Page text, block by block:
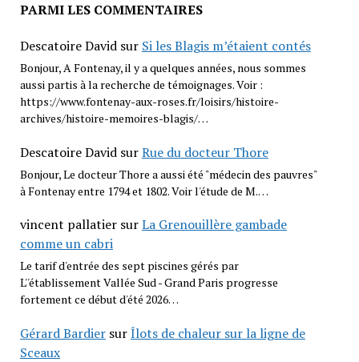
PARMI LES COMMENTAIRES
Descatoire Davidsur Si les Blagis m’étaient contés
Bonjour, A Fontenay, il y a quelques années, nous sommes
aussi partis à la recherche de témoignages. Voir :
https://www.fontenay-aux-roses.fr/loisirs/histoire-
archives/histoire-memoires-blagis/…
Descatoire DavidsurRue du docteur Thore
Bonjour, Le docteur Thore a aussi été "médecin des pauvres"
à Fontenay entre 1794 et 1802. Voir l'étude de M.…
vincent pallatiersurLa Grenouillère gambade
comme un cabri
Le tarif d'entrée des sept piscines gérés par
L''établissement Vallée Sud - Grand Paris progresse
fortement ce début d'été 2026…
Gérard BardiersurÎlots de chaleur sur la ligne de
Sceaux